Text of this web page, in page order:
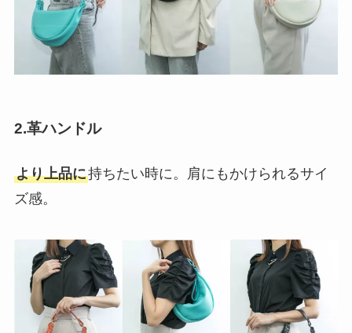
2.革ハンドル
より上品に持ちたい時に。肩にもかけられるサイ
ズ感。